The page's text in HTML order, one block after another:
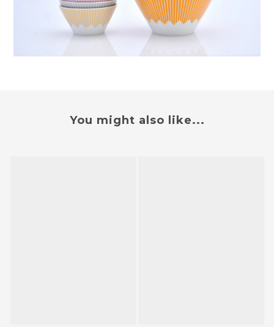
You might also like...